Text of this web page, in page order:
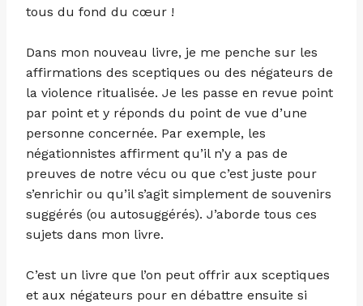
tous du fond du cœur !
Dans mon nouveau livre, je me penche sur les
affirmations des sceptiques ou des négateurs de
la violence ritualisée. Je les passe en revue point
par point et y réponds du point de vue d’une
personne concernée. Par exemple, les
négationnistes affirment qu’il n’y a pas de
preuves de notre vécu ou que c’est juste pour
s’enrichir ou qu’il s’agit simplement de souvenirs
suggérés (ou autosuggérés). J’aborde tous ces
sujets dans mon livre.
C’est un livre que l’on peut offrir aux sceptiques
et aux négateurs pour en débattre ensuite si